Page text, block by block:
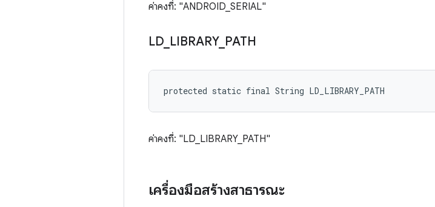
ค่าคงที่: "ANDROID_SERIAL"
LD LIBRARY_ PATH
protected static final String LD_LIBRARY_PATH
ค่าคงที่: "LD_LIBRARY_PATH"
เครื่องมือสร้างสาธารณะ